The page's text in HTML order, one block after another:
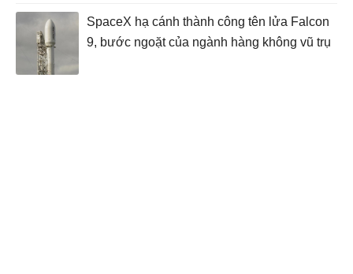
SpaceX hạ cánh thành công tên lửa Falcon
9, bước ngoặt của ngành hàng không vũ trụ